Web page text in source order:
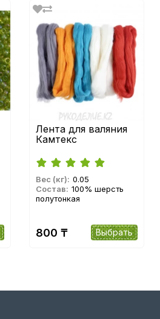
Лента для валяния
Камтекс
Вес (кг): 0.05
Состав: 100% шерсть
полутонкая
800 ₸ Выбрать